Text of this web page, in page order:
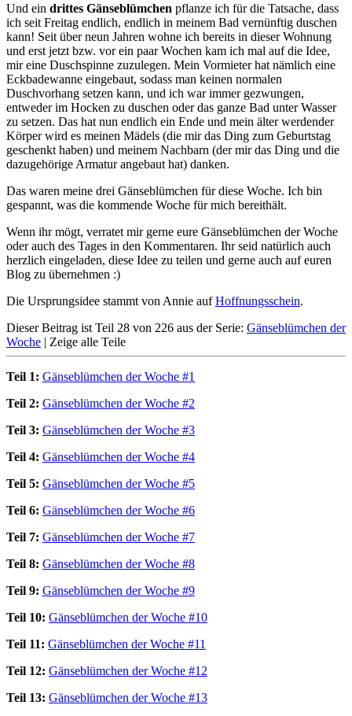
Und ein drittes Gänseblümchen pflanze ich für die Tatsache, dass
ich seit Freitag endlich, endlich in meinem Bad vernünftig duschen
kann! Seit über neun Jahren wohne ich bereits in dieser Wohnung
und erst jetzt bzw. vor ein paar Wochen kam ich mal auf die Idee,
mir eine Duschspinne zuzulegen. Mein Vormieter hat nämlich eine
Eckbadewanne eingebaut, sodass man keinen normalen
Duschvorhang setzen kann, und ich war immer gezwungen,
entweder im Hocken zu duschen oder das ganze Bad unter Wasser
zu setzen. Das hat nun endlich ein Ende und mein älter werdender
Körper wird es meinen Mädels (die mir das Ding zum Geburtstag
geschenkt haben) und meinem Nachbarn (der mir das Ding und die
dazugehörige Armatur angebaut hat) danken.
Das waren meine drei Gänseblümchen für diese Woche. Ich bin
gespannt, was die kommende Woche für mich bereithält.
Wenn ihr mögt, verratet mir gerne eure Gänseblümchen der Woche
oder auch des Tages in den Kommentaren. Ihr seid natürlich auch
herzlich eingeladen, diese Idee zu teilen und gerne auch auf euren
Blog zu übernehmen :)
Die Ursprungsidee stammt von Annie aufHoffnungsschein.
Dieser Beitrag ist Teil 28 von 226 aus der Serie: Gänseblümchen der
Woche | Zeige alle Teile
Teil 1: Gänseblümchen der Woche #1
Teil 2: Gänseblümchen der Woche #2
Teil 3: Gänseblümchen der Woche #3
Teil 4: Gänseblümchen der Woche #4
Teil 5: Gänseblümchen der Woche #5
Teil 6: Gänseblümchen der Woche #6
Teil 7: Gänseblümchen der Woche #7
Teil 8: Gänseblümchen der Woche #8
Teil 9: Gänseblümchen der Woche #9
Teil 10: Gänseblümchen der Woche #10
Teil 11: Gänseblümchen der Woche #11
Teil 12: Gänseblümchen der Woche #12
Teil 13: Gänseblümchen der Woche #13